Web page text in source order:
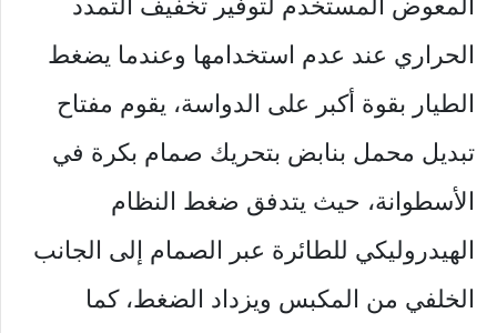
المعوض المستخدم لتوفير تخفيف التمدد
الحراري عند عدم استخدامها وعندما يضغط
الطيار بقوة أكبر على الدواسة، يقوم مفتاح
تبديل محمل بنابض بتحريك صمام بكرة في
الأسطوانة، حيث يتدفق ضغط النظام
الهيدروليكي للطائرة عبر الصمام إلى الجانب
الخلفي من المكبس ويزداد الضغط، كما